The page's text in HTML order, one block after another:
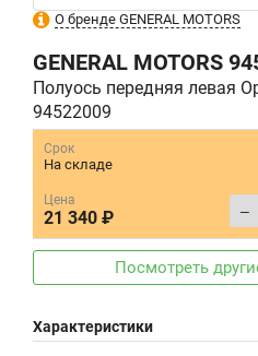
О бренде GENERAL MOTORS
GENERAL MOTORS
Полуось передняя левая
94522009
Срок
На складе
Цена
21 340 ₽ –
Посмотреть
Характеристики